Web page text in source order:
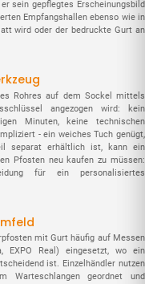
sein gepflegtes Erscheinungsbild
Empfangshallen ebenso wie in
wird oder der bedruckte Gurt an
Rohres auf dem Sockel mittels
angezogen wird: kein
Minuten, keine technischen
- ein weiches Tuch genügt,
separat erhältlich ist, kann ein
Pfosten neu kaufen zu müssen:
für ein personalisiertes
mit Gurt häufig auf Messen
EXPO Real) eingesetzt, wo ein
ist. Einzelhändler nutzen
Warteschlangen geordnet und